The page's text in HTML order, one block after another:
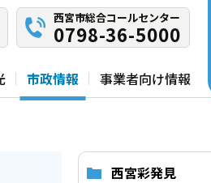
西宮市総合コールセンター
0798-36-5000
市政情報 事業者向け情報
西宮彩発見